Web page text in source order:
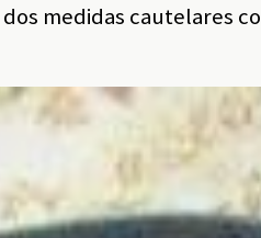
medidas cautelares